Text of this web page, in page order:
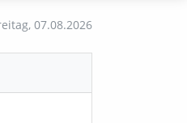
07.08.2026